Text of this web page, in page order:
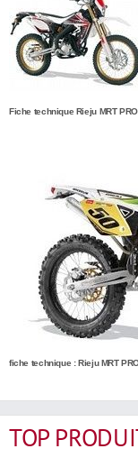
Fiche technique Rieju MRT
fiche technique : Rieju MRT
TOP